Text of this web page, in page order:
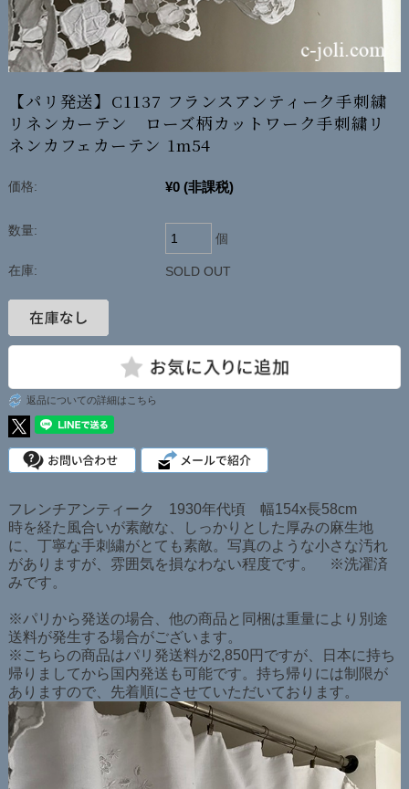
【パリ発送】C1137 フランスアンティーク手刺繍
リネンカーテン ローズ柄カットワーク手刺繍リ
ネンカフェカーテン 1m54
価格: ¥0 (非課税)
数量:
個
在庫: SOLD OUT
返品についての詳細はこちら
フレンチアンティーク 1930年代頃 幅154x長58cm
時を経た風合いが素敵な、しっかりとした厚みの麻生地
に、丁寧な手刺繍がとても素敵。写真のような小さな汚れ
がありますが、雰囲気を損なわない程度です。 ※洗濯済
みです。
※パリから発送の場合、他の商品と同梱は重量により別途
送料が発生する場合がございます。
※こちらの商品はパリ発送料が2,850円ですが、日本に持ち
帰りましてから国内発送も可能です。持ち帰りには制限が
ありますので、先着順にさせていただいております。